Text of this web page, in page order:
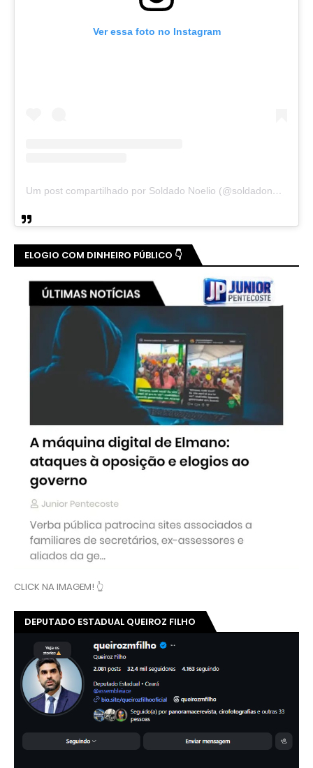
Ver essa foto no Instagram
Um post compartilhado por Soldado Noelio (@soldadonoelio)
ELOGIO COM DINHEIRO PÚBLICO 👇
CLICK NA IMAGEM! 👆
DEPUTADO ESTADUAL QUEIROZ FILHO